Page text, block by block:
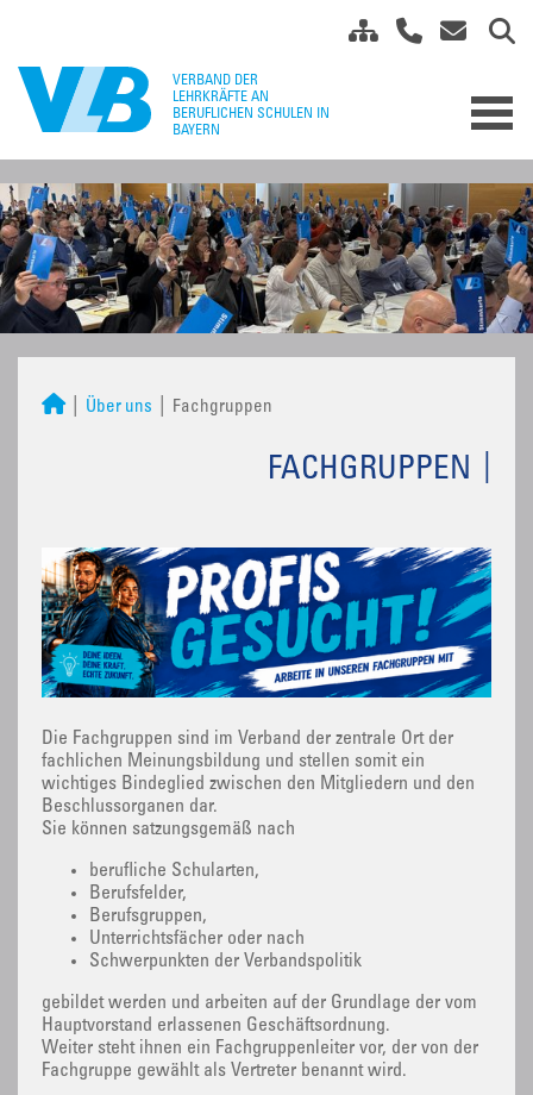
Über uns Fachgruppen
FACHGRUPPEN
Die Fachgruppen sind im Verband der zentrale Ort der
fachlichen Meinungsbildung und stellen somit ein
wichtiges Bindeglied zwischen den Mitgliedern und den
Beschlussorganen dar.
Sie können satzungsgemäß nach
berufliche Schularten,
Berufsfelder,
Berufsgruppen,
Unterrichtsfächer oder nach
Schwerpunkten der Verbandspolitik
gebildet werden und arbeiten auf der Grundlage der vom
Hauptvorstand erlassenen Geschäftsordnung.
Weiter steht ihnen ein Fachgruppenleiter vor, der von der
Fachgruppe gewählt als Vertreter benannt wird.